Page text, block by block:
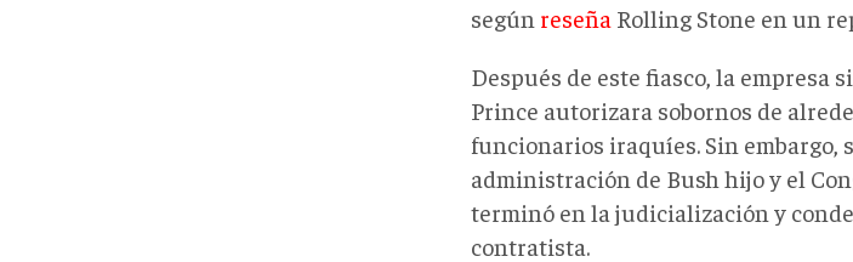
según reseña Rolling Stone en un
Después de este fiasco, la empresa
Prince autorizara sobornos de
funcionarios iraquíes. Sin embargo,
administración de Bush hijo y el
terminó en la judicialización y
contratista.